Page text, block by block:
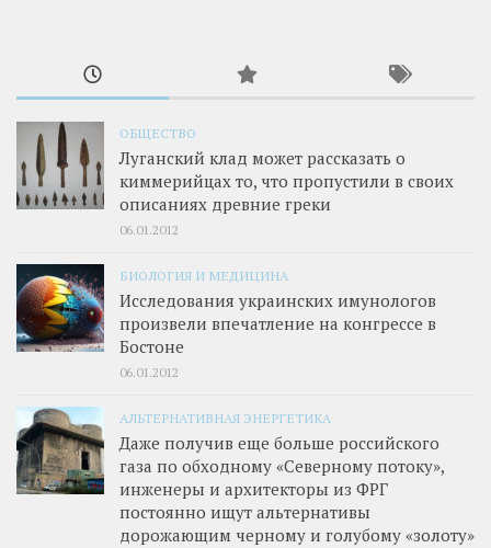
ОБЩЕСТВО
Луганский клад может рассказать о
киммерийцах то, что пропустили в своих
описаниях древние греки
06.01.2012
БИОЛОГИЯ И МЕДИЦИНА
Исследования украинских имунологов
произвели впечатление на конгрессе в
Бостоне
06.01.2012
АЛЬТЕРНАТИВНАЯ ЭНЕРГЕТИКА
Даже получив еще больше российского
газа по обходному «Северному потоку»,
инженеры и архитекторы из ФРГ
постоянно ищут альтернативы
дорожающим черному и голубому «золоту»